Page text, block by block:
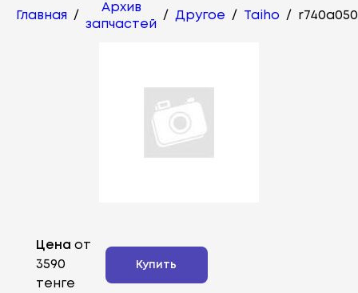
Главная /
Архив
запчастей
/ Другое / Taiho / r740a050
Цена от
3590
тенге
Купить